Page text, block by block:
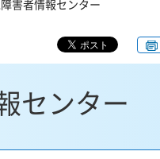
害者情報センター
センター